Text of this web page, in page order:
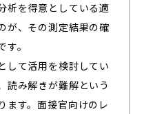
析を得意としている適
が、その測定結果の確
。
して活用を検討してい
読み解きが難解という
ます。面接官向けのレ